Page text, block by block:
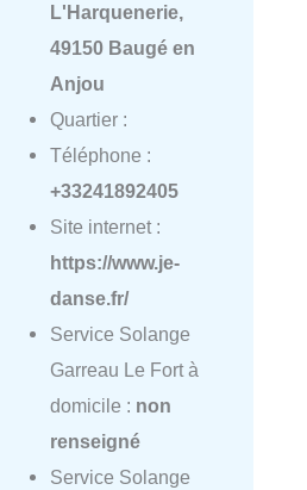
L'Harquenerie,
49150 Baugé en
Anjou
Quartier :
Téléphone :
+33241892405
Site internet :
https://www.je-
danse.fr/
Service Solange
Garreau Le Fort à
domicile : non
renseigné
Service Solange